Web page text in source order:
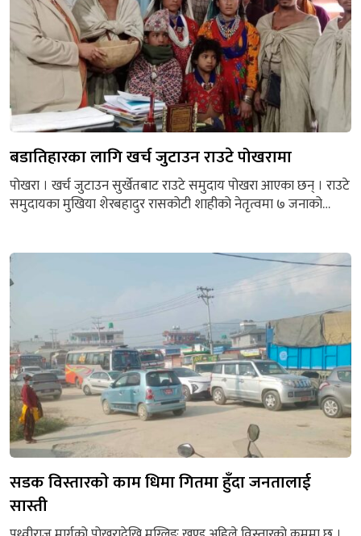
बडातिहारका लागि खर्च जुटाउन राउटे पोखरामा
पोखरा । खर्च जुटाउन सुर्खेतबाट राउटे समुदाय पोखरा आएका छन् । राउटे
समुदायका मुखिया शेरबहादुर रासकोटी शाहीको नेतृत्वमा ७ जनाको
शेरबहादुरले सुनाए । उनीहरुले गण्डकीका मन्त्रालय र पोखरा महानगर
पालिकामा सहयोग मागेका...
सडक विस्तारकाे काम धिमा गितमा हुँदा जनतालाई
सास्ती